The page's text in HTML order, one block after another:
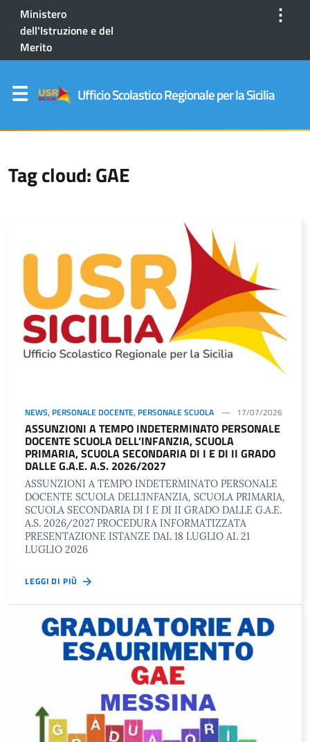
Ministero
dell'Istruzione e del
Merito
⋮
Ufficio Scolastico Regionale per la Sicilia
Tag cloud: GAE
NEWS, PERSONALE DOCENTE, PERSONALE SCUOLA 17/07/2026
ASSUNZIONI A TEMPO INDETERMINATO PERSONALE
DOCENTE SCUOLA DELL’INFANZIA, SCUOLA
PRIMARIA, SCUOLA SECONDARIA DI I E DI II GRADO
DALLE G.A.E. A.S. 2026/2027
ASSUNZIONI A TEMPO INDETERMINATO PERSONALE
DOCENTE SCUOLA DELL’INFANZIA, SCUOLA PRIMARIA,
SCUOLA SECONDARIA DI I E DI II GRADO DALLE G.A.E.
A.S. 2026/2027 PROCEDURA INFORMATIZZATA
PRESENTAZIONE ISTANZE DAL 18 LUGLIO AL 21
LUGLIO 2026
LEGGI DI PIÙ